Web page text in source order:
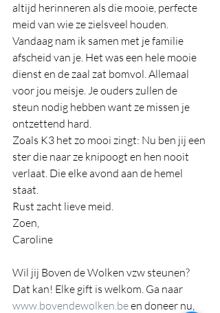
altijd herinneren als die mooie, perfecte
meid van wie ze zielsveel houden.
Vandaag nam ik samen met je familie
afscheid van je. Het was een hele mooie
dienst en de zaal zat bomvol. Allemaal
voor jou meisje. Je ouders zullen de
steun nodig hebben want ze missen je
ontzettend hard.
Zoals K3 het zo mooi zingt: Nu ben jij een
ster die naar ze knipoogt en hen nooit
verlaat. Die elke avond aan de hemel
staat.
Rust zacht lieve meid.
Zoen,
Caroline
Wil jij Boven de Wolken vzw steunen?
Dat kan! Elke gift is welkom. Ga naar
www.bovendewolken.be en doneer nu,